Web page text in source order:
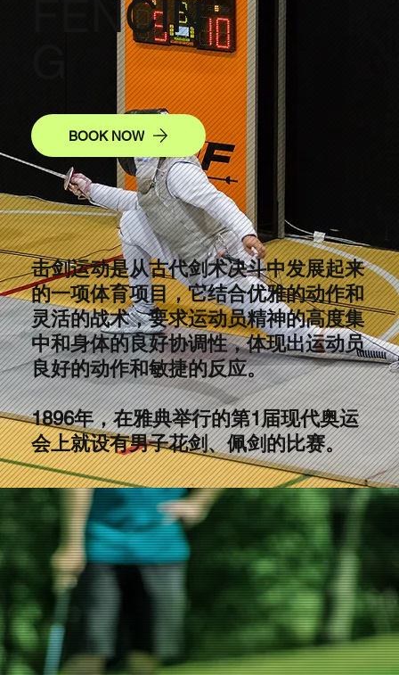
FENCIN
BOOK NOW
击剑运动是从古代剑术决斗中发展起来
的一项体育项目，它结合优雅的动作和
灵活的战术，要求运动员精神的高度集
中和身体的良好协调性，体现出运动员
良好的动作和敏捷的反应。
1896年，在雅典举行的第1届现代奥运
会上就设有男子花剑、佩剑的比赛。